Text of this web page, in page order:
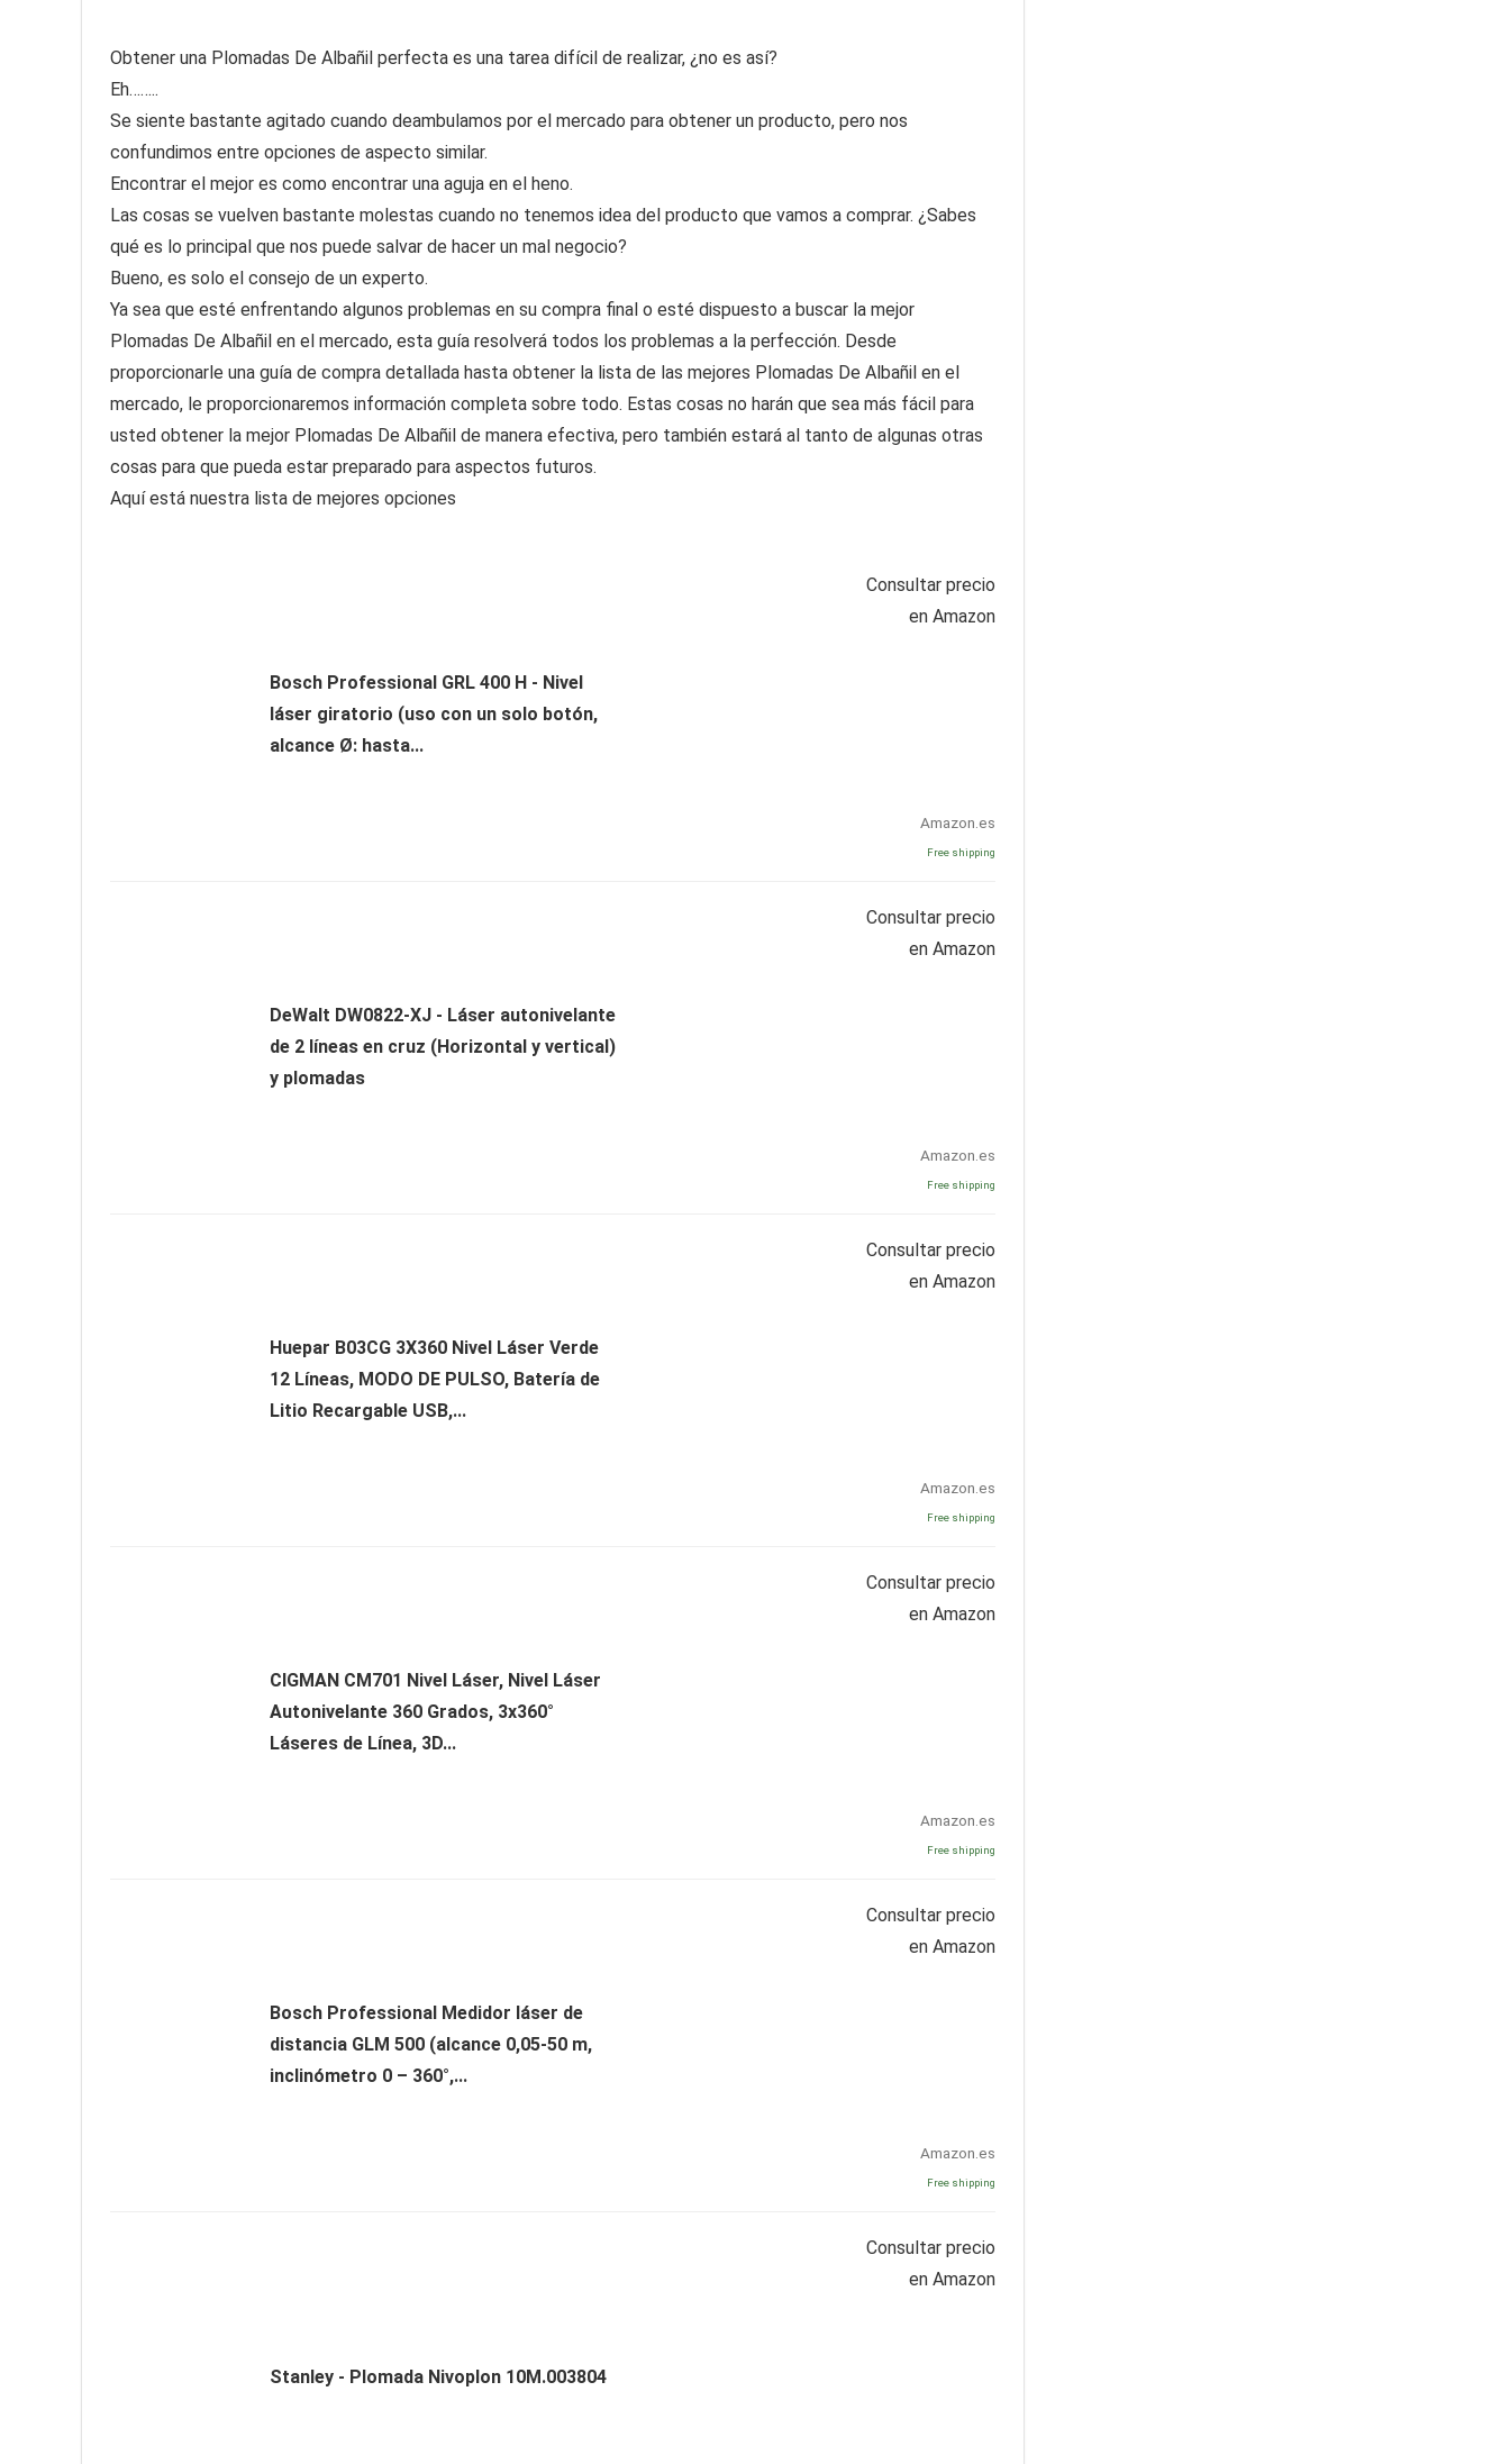
Obtener una Plomadas De Albañil perfecta es una tarea difícil de realizar, ¿no es así?
Eh……..
Se siente bastante agitado cuando deambulamos por el mercado para obtener un producto, pero nos
confundimos entre opciones de aspecto similar.
Encontrar el mejor es como encontrar una aguja en el heno.
Las cosas se vuelven bastante molestas cuando no tenemos idea del producto que vamos a comprar. ¿Sabes
qué es lo principal que nos puede salvar de hacer un mal negocio?
Bueno, es solo el consejo de un experto.
Ya sea que esté enfrentando algunos problemas en su compra final o esté dispuesto a buscar la mejor
Plomadas De Albañil en el mercado, esta guía resolverá todos los problemas a la perfección. Desde
proporcionarle una guía de compra detallada hasta obtener la lista de las mejores Plomadas De Albañil en el
mercado, le proporcionaremos información completa sobre todo. Estas cosas no harán que sea más fácil para
usted obtener la mejor Plomadas De Albañil de manera efectiva, pero también estará al tanto de algunas otras
cosas para que pueda estar preparado para aspectos futuros.
Aquí está nuestra lista de mejores opciones
Bosch Professional GRL 400 H - Nivel
láser giratorio (uso con un solo botón,
alcance Ø: hasta...
Consultar precio
en Amazon
Amazon.es
Free shipping
DeWalt DW0822-XJ - Láser autonivelante
de 2 líneas en cruz (Horizontal y vertical)
y plomadas
Consultar precio
en Amazon
Amazon.es
Free shipping
Huepar B03CG 3X360 Nivel Láser Verde
12 Líneas, MODO DE PULSO, Batería de
Litio Recargable USB,...
Consultar precio
en Amazon
Amazon.es
Free shipping
CIGMAN CM701 Nivel Láser, Nivel Láser
Autonivelante 360 Grados, 3x360°
Láseres de Línea, 3D...
Consultar precio
en Amazon
Amazon.es
Free shipping
Bosch Professional Medidor láser de
distancia GLM 500 (alcance 0,05-50 m,
inclinómetro 0 – 360°,...
Consultar precio
en Amazon
Amazon.es
Free shipping
Stanley - Plomada Nivoplon 10M.003804
Consultar precio
en Amazon